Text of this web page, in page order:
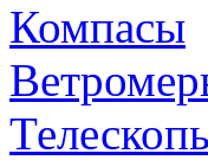
Компасы